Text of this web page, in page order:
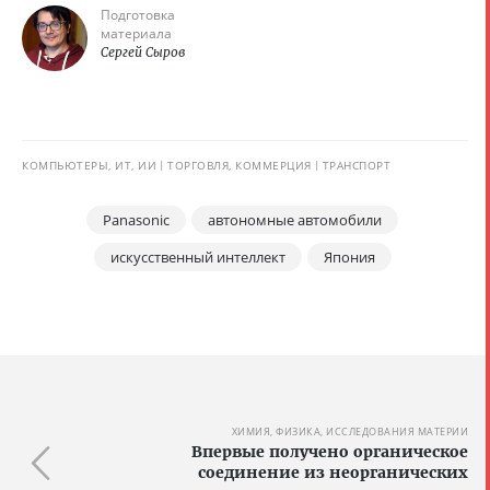
Подготовка
материала
Сергей Сыров
КОМПЬЮТЕРЫ, ИТ, ИИ ТОРГОВЛЯ, КОММЕРЦИЯ ТРАНСПОРТ
Panasonic
автономные автомобили
искусственный интеллект
Япония
ХИМИЯ, ФИЗИКА, ИССЛЕДОВАНИЯ МАТЕРИИ
Впервые получено органическое
соединение из неорганических